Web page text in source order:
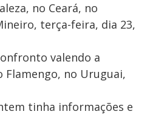
no Ceará, no
terça-feira, dia 23,
valendo a
no Uruguai,
tinha informações e